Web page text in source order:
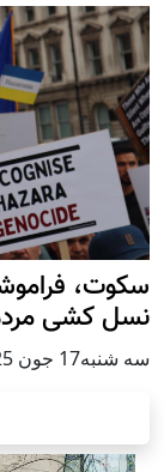
سکوت،
نسل کشی
سه شنبه17 جون 2025